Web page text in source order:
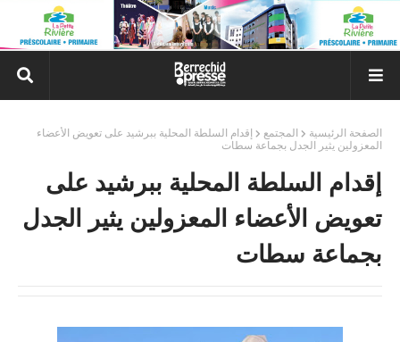
الصفحة الرئيسية المجتمع
إقدام السلطة المحلية ببرشيد على تعويض الأعضاء
المعزولين يثير الجدل بجماعة سطات
إقدام السلطة المحلية ببرشيد على
تعويض الأعضاء المعزولين يثير الجدل
بجماعة سطات